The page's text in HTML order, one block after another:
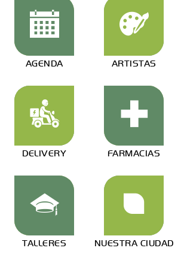
AGENDA ARTISTAS
DELIVERY FARMACIAS
TALLERES NUESTRA CIUDAD